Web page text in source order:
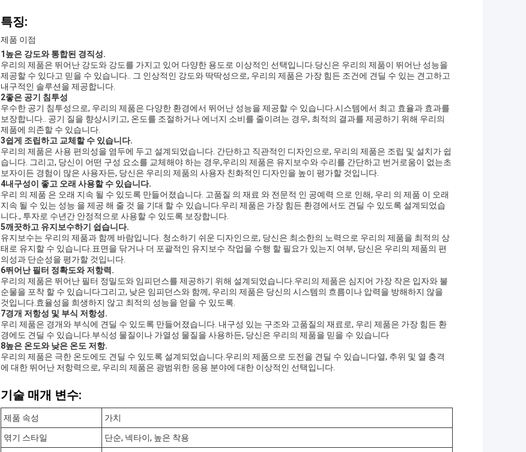
특징:
제품 이점
1높은 강도와 통합된 경직성.
우리의 제품은 뛰어난 강도와 강도를 가지고 있어 다양한 용도로 이상적인 선택입니다.당신은 우리의 제품이 뛰어난 성능을
제공할 수 있다고 믿을 수 있습니다.. 그 인상적인 강도와 딱딱성으로, 우리의 제품은 가장 힘든 조건에 견딜 수 있는 견고하고
내구적인 솔루션을 제공합니다.
2좋은 공기 침투성
우수한 공기 침투성으로, 우리의 제품은 다양한 환경에서 뛰어난 성능을 제공할 수 있습니다.시스템에서 최고 효율과 효과를
보장합니다.. 공기 질을 향상시키고, 온도를 조절하거나 에너지 소비를 줄이려는 경우, 최적의 결과를 제공하기 위해 우리의
제품에 의존할 수 있습니다.
3쉽게 조립하고 교체할 수 있습니다.
우리의 제품은 사용 편의성을 염두에 두고 설계되었습니다. 간단하고 직관적인 디자인으로, 우리의 제품은 조립 및 설치가 쉽
습니다. 그리고, 당신이 어떤 구성 요소를 교체해야 하는 경우,우리의 제품은 유지보수와 수리를 간단하고 번거로움이 없는초
보자이든 경험이 많은 사용자든, 당신은 우리의 제품의 사용자 친화적인 디자인을 높이 평가할 것입니다.
4내구성이 좋고 오래 사용할 수 있습니다.
우리 의 제품 은 오래 지속 될 수 있도록 만들어졌습니다. 고품질 의 재료 와 전문적 인 공예력 으로 인해, 우리 의 제품 이 오래
지속 될 수 있는 성능 을 제공 해 줄 것 을 기대 할 수 있습니다.우리 제품은 가장 힘든 환경에서도 견딜 수 있도록 설계되었습
니다., 투자로 수년간 안정적으로 사용할 수 있도록 보장합니다.
5깨끗하고 유지보수하기 쉽습니다.
유지보수는 우리의 제품과 함께 바람입니다. 청소하기 쉬운 디자인으로, 당신은 최소한의 노력으로 우리의 제품을 최적의 상
태로 유지할 수 있습니다.표면을 닦거나 더 포괄적인 유지보수 작업을 수행 할 필요가 있는지 여부, 당신은 우리의 제품의 편
의성과 단순성을 평가할 것입니다.
6뛰어난 필터 정확도와 저항력.
우리의 제품은 뛰어난 필터 정밀도와 임피던스를 제공하기 위해 설계되었습니다.우리의 제품은 심지어 가장 작은 입자와 불
순물을 포착 할 수 있습니다그리고, 낮은 임피던스와 함께, 우리의 제품은 당신의 시스템의 흐름이나 압력을 방해하지 않을
것입니다.효율성을 희생하지 않고 최적의 성능을 얻을 수 있도록.
7경개 저항성 및 부식 저항성.
우리 제품은 경개와 부식에 견딜 수 있도록 만들어졌습니다. 내구성 있는 구조와 고품질의 재료로, 우리 제품은 가장 힘든 환
경에도 견딜 수 있습니다.부식성 물질이나 가열성 물질을 사용하든, 당신은 우리의 제품을 믿을 수 있습니다
8높은 온도와 낮은 온도 저항.
우리의 제품은 극한 온도에도 견딜 수 있도록 설계되었습니다.우리의 제품으로 도전을 견딜 수 있습니다열, 추위 및 열 충격
에 대한 뛰어난 저항력으로, 우리의 제품은 광범위한 응용 분야에 대한 이상적인 선택입니다.
기술 매개 변수:
제품 속성 가치
엮기 스타일 단순, 넥타이, 높은 착용